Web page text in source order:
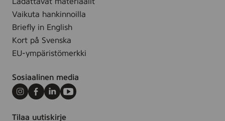
Vaikuta hankinnoilla
Briefly in English
Kort på Svenska
EU-ympäristömerkki
Sosiaalinen media
Instagram
Facebook
LinkedInYoutube
Tilaa uutiskirje